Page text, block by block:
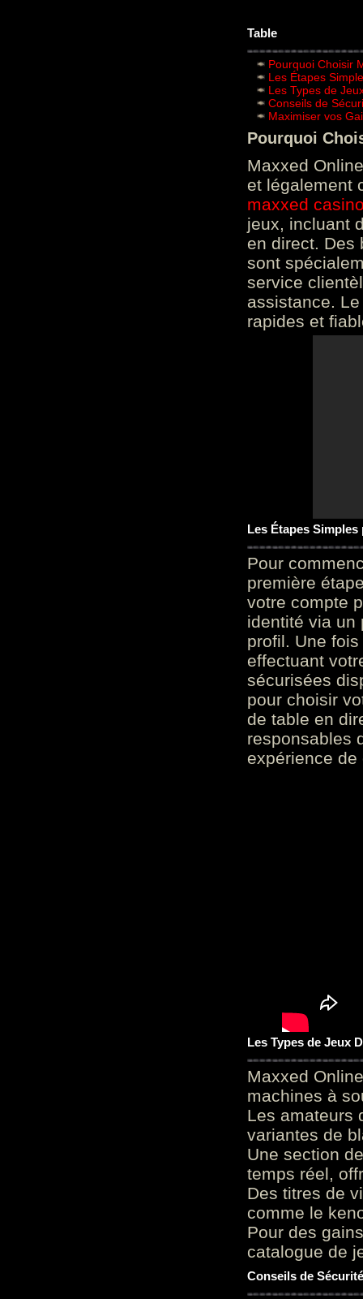
Table
Pourquoi Choisir
Les Étapes
Les Types de
Conseils de
Maximiser vos
Pourquoi
Maxxed
et légalement
maxxed
jeux, incluant
en direct. Des
sont
service
assistance.
rapides et
Les Étapes
Pour
première
votre compte
identité via un
profil. Une
effectuant
sécurisées
pour choisir
de table en
responsables
expérience
Les Types de Jeux
Maxxed
machines à
Les amateurs
variantes de
Une section
temps réel,
Des titres de
comme le
Pour des
catalogue de
Conseils de